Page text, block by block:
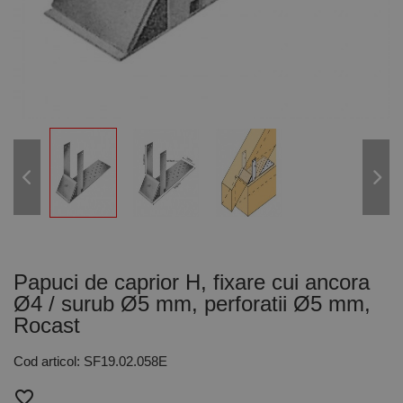
Papuci de caprior H, fixare cui ancora
Ø4 / surub Ø5 mm, perforatii Ø5 mm,
Rocast
Cod articol: SF19.02.058E
favorite_border